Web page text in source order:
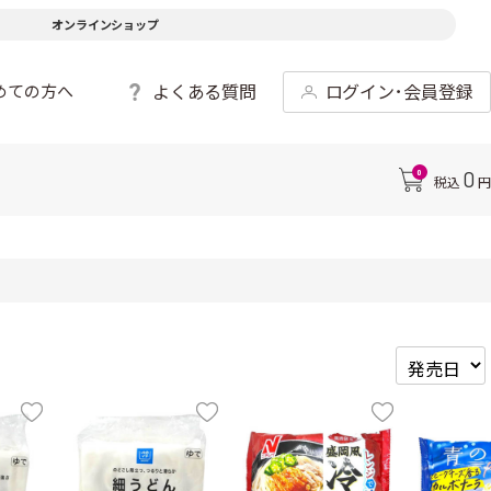
オンラインショップ
ての方へ よくある質問 ログイン･会員登録
0
税込 0 円